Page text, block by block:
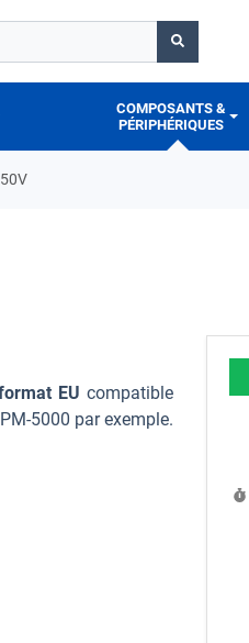
COMPOSANTS &
PÉRIPHÉRIQUES
EU compatible
5000 par exemple.